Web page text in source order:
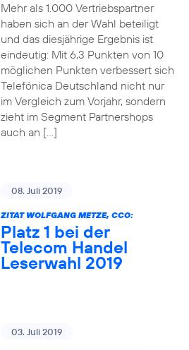
Mehr als 1.000 Vertriebspartner
haben sich an der Wahl beteiligt
und das diesjährige Ergebnis ist
eindeutig: Mit 6,3 Punkten von 10
möglichen Punkten verbessert sich
Telefónica Deutschland nicht nur
im Vergleich zum Vorjahr, sondern
zieht im Segment Partnershops
auch an […]
08. Juli 2019
ZITAT WOLFGANG METZE, CCO:
Platz 1 bei der
Telecom Handel
Leserwahl 2019
03. Juli 2019